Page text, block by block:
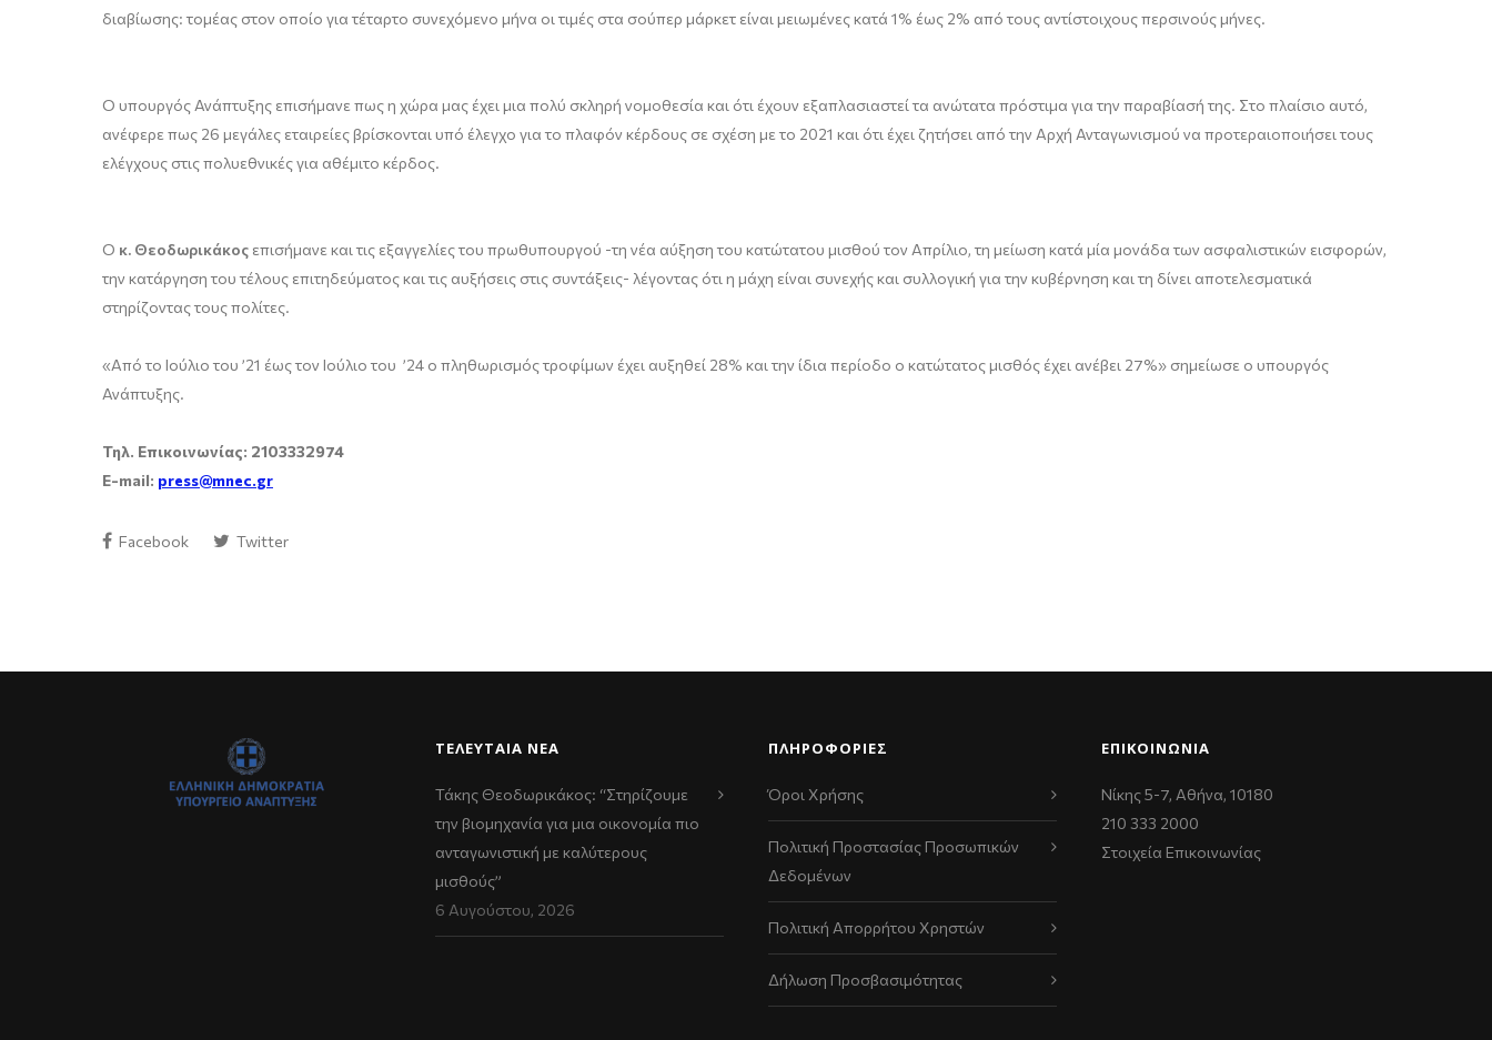
διαβίωσης: τομέας στον οποίο για τέταρτο συνεχόμενο μήνα οι τιμές στα σούπερ μάρκετ είναι μειωμένες κατά 1% έως 2% από τους αντίστοιχους περσινούς μήνες.
Ο υπουργός Ανάπτυξης επισήμανε πως η χώρα μας έχει μια πολύ σκληρή νομοθεσία και ότι έχουν εξαπλασιαστεί τα ανώτατα πρόστιμα για την παραβίασή της. Στο πλαίσιο αυτό,
ανέφερε πως 26 μεγάλες εταιρείες βρίσκονται υπό έλεγχο για το πλαφόν κέρδους σε σχέση με το 2021 και ότι έχει ζητήσει από την Αρχή Ανταγωνισμού να προτεραιοποιήσει τους
ελέγχους στις πολυεθνικές για αθέμιτο κέρδος.
Ο κ. Θεοδωρικάκος επισήμανε και τις εξαγγελίες του πρωθυπουργού -τη νέα αύξηση του κατώτατου μισθού τον Απρίλιο, τη μείωση κατά μία μονάδα των ασφαλιστικών εισφορών,
την κατάργηση του τέλους επιτηδεύματος και τις αυξήσεις στις συντάξεις- λέγοντας ότι η μάχη είναι συνεχής και συλλογική για την κυβέρνηση και τη δίνει αποτελεσματικά
στηρίζοντας τους πολίτες.
«Από το Ιούλιο του ’21 έως τον Ιούλιο του ’24 ο πληθωρισμός τροφίμων έχει αυξηθεί 28% και την ίδια περίοδο ο κατώτατος μισθός έχει ανέβει 27%» σημείωσε ο υπουργός
Ανάπτυξης.
Τηλ. Επικοινωνίας: 2103332974
E-mail: press@mnec.gr
Facebook Twitter
ΤΕΛΕΥΤΑΊΑ ΝΈΑ
Τάκης Θεοδωρικάκος: “Στηρίζουμε
την βιομηχανία για μια οικονομία πιο
ανταγωνιστική με καλύτερους
μισθούς”
6 Αυγούστου, 2026
ΠΛΗΡΟΦΟΡΙΕΣ
Όροι Χρήσης
Πολιτική Προστασίας Προσωπικών
Δεδομένων
Πολιτική Απορρήτου Χρηστών
Δήλωση Προσβασιμότητας
ΕΠΙΚΟΙΝΩΝΊΑ
Νίκης 5-7, Αθήνα, 10180
210 333 2000
Στοιχεία Επικοινωνίας